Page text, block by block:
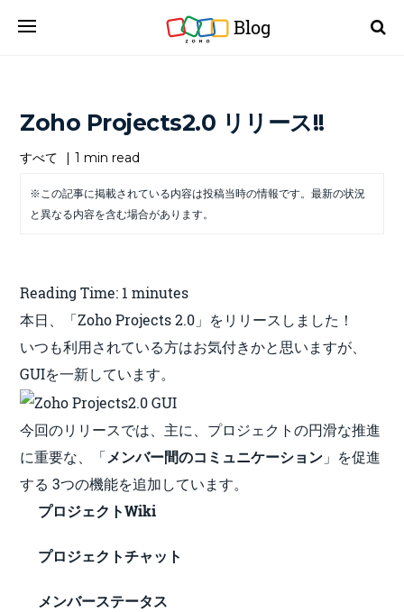
Blog
Zoho Projects2.0 リリース!!
すべて | 1 min read
※この記事に掲載されている内容は投稿当時の情報です。最新の状況
と異なる内容を含む場合があります。
Reading Time: 1 minutes
本日、「Zoho Projects 2.0」をリリースしました！
いつも利用されている方はお気付きかと思いますが、
GUIを一新しています。
今回のリリースでは、主に、プロジェクトの円滑な推進
に重要な、「メンバー間のコミュニケーション 」を促進
する 3つの機能を追加しています。
プロジェクトWiki
プロジェクトチャット
メンバーステータス